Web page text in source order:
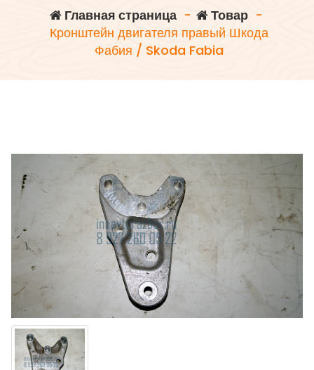
Главная страница- Товар-
Кронштейн двигателя правый Шкода
Фабия / Skoda Fabia